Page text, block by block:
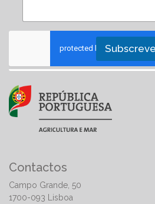
Contactos
Campo Grande, 50
1700-093 Lisboa